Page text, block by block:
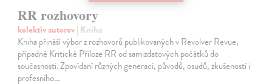
RR rozhovory
kolektív autorov| Kniha
Kniha přináší výbor z rozhovorů publikovaných v Revolver Revue,
případně Kritické Příloze RR od samizdatových počátků do
současnosti. Zpovídaní různých generací, původů, osudů, zkušeností i
profesního…